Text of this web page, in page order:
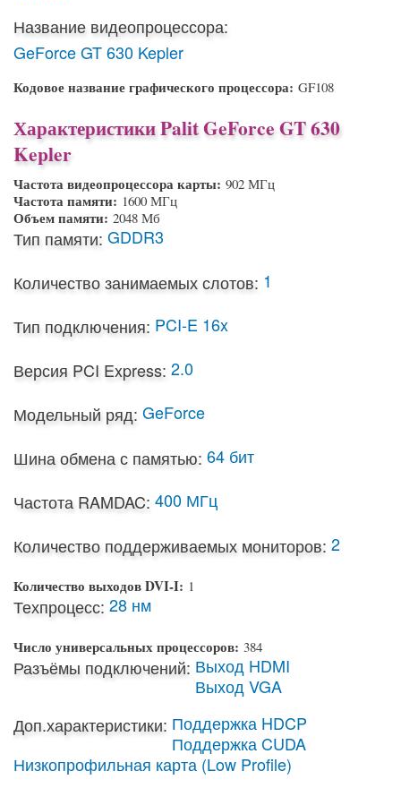
Название видеопроцессора:
GeForce GT 630 Kepler
Кодовое название графического процессора: GF108
Характеристики Palit GeForce GT 630
Kepler
Частота видеопроцессора карты: 902 МГц
Частота памяти: 1600 МГц
Объем памяти: 2048 Мб
Тип памяти: GDDR3
Количество занимаемых слотов: 1
Тип подключения: PCI-E 16x
Версия PCI Express: 2.0
Модельный ряд: GeForce
Шина обмена с памятью: 64 бит
Частота RAMDAC: 400 МГц
Количество поддерживаемых мониторов: 2
Количество выходов DVI-I: 1
Техпроцесс: 28 нм
Число универсальных процессоров: 384
Разъёмы подключений: Выход HDMI
Выход VGA
Доп.характеристики: Поддержка HDCP
Поддержка CUDA
Низкопрофильная карта (Low Profile)